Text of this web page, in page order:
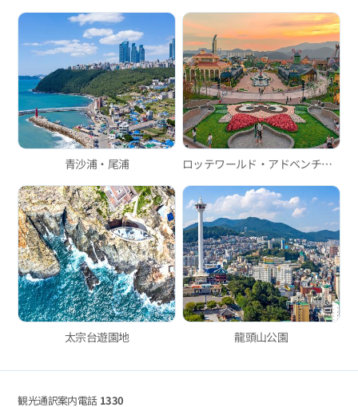
青沙浦・尾浦 ロッテワールド・アドベンチャー釜山
太宗台遊園地 龍頭山公園
観光通訳案内電話 1330